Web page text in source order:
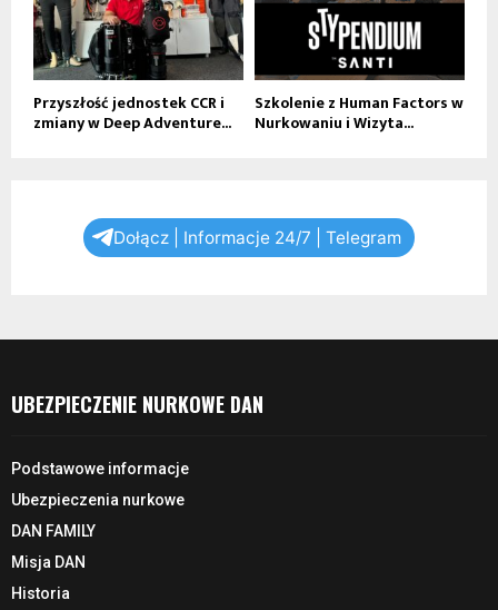
Przyszłość jednostek CCR i
zmiany w Deep Adventure...
Szkolenie z Human Factors w
Nurkowaniu i Wizyta...
Dołącz | Informacje 24/7 | Telegram
UBEZPIECZENIE NURKOWE DAN
Podstawowe informacje
Ubezpieczenia nurkowe
DAN FAMILY
Misja DAN
Historia